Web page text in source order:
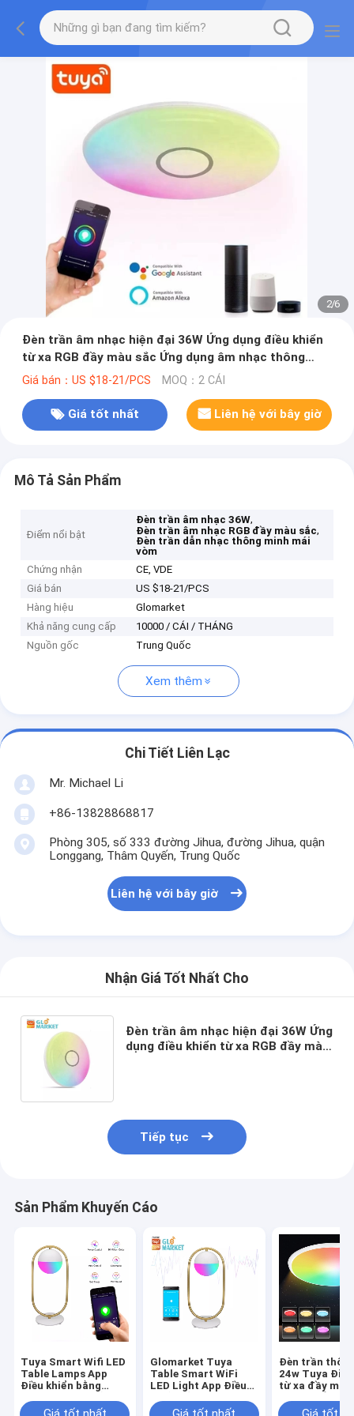
2/6
Đèn trần âm nhạc hiện đại 36W Ứng dụng điều khiển
từ xa RGB đầy màu sắc Ứng dụng âm nhạc thông
minh Đèn LED âm trần
Giá bán：US $18-21/PCS MOQ：2 CÁI
Giá tốt nhất Liên hệ với bây giờ
Mô Tả Sản Phẩm
Điểm nổi bật
Đèn trần âm nhạc 36W,
Đèn trần âm nhạc RGB đầy màu sắc,
Đèn trần dẫn nhạc thông minh mái
vòm
Chứng nhận
CE, VDE
Giá bán
US $18-21/PCS
Hàng hiệu
Glomarket
Khả năng cung cấp
10000 / CÁI / THÁNG
Nguồn gốc
Trung Quốc
Xem thêm
Chi Tiết Liên Lạc
Mr. Michael Li
+86-13828868817
Phòng 305, số 333 đường Jihua, đường Jihua, quận
Longgang, Thâm Quyến, Trung Quốc
Liên hệ với bây giờ
Nhận Giá Tốt Nhất Cho
Đèn trần âm nhạc hiện đại 36W Ứng
dụng điều khiển từ xa RGB đầy màu
Tiếp tục
Sản Phẩm Khuyến Cáo
Tuya Smart Wifi LED
Table Lamps App
Điều khiển bằng
mắt với Google Alexa
Glomarket Tuya
Table Smart WiFi
LED Light App Điều
Bảo vệ mắt
Đèn trần
24w Tuya
từ xa đầy màu
hiện đại